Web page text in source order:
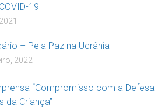
19
– Pela Paz na Ucrânia
2022
“Compromisso com a Defesa
da Criança”